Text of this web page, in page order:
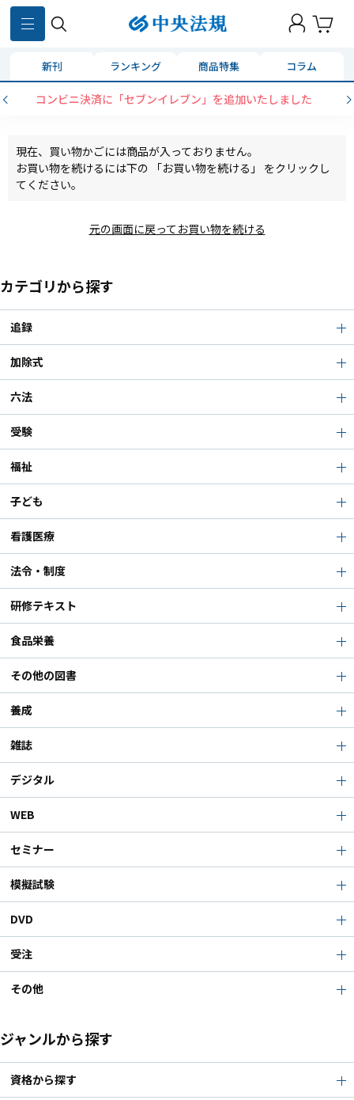
新刊 ランキング 商品特集 コラム
コンビニ決済に「セブンイレブン」を追加いたしました
現在、買い物かごには商品が入っておりません。
お買い物を続けるには下の 「お買い物を続ける」 をクリックし
てください。
元の画面に戻ってお買い物を続ける
カテゴリから探す
追録
加除式
六法
受験
福祉
子ども
看護医療
法令・制度
研修テキスト
食品栄養
その他の図書
養成
雑誌
デジタル
WEB
セミナー
模擬試験
DVD
受注
その他
ジャンルから探す
資格から探す